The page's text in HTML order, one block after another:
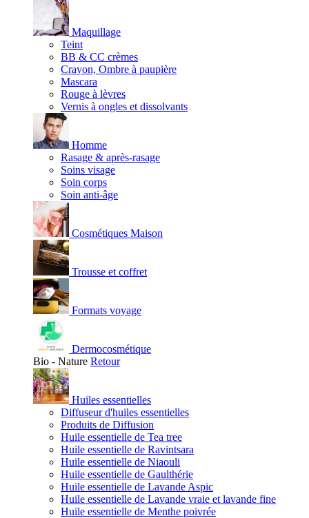
Maquillage
Teint
BB & CC crèmes
Crayon, Ombre à paupière
Mascara
Rouge à lèvres
Vernis à ongles et dissolvants
Homme
Rasage & après-rasage
Soins visage
Soin corps
Soin anti-âge
Cosmétiques Maison
Trousse et coffret
Formats voyage
Dermocosmétique
Bio - Nature Retour
Huiles essentielles
Diffuseur d'huiles essentielles
Produits de Diffusion
Huile essentielle de Tea tree
Huile essentielle de Ravintsara
Huile essentielle de Niaouli
Huile essentielle de Gaulthérie
Huile essentielle de Lavande Aspic
Huile essentielle de Lavande vraie et lavande fine
Huile essentielle de Menthe poivrée